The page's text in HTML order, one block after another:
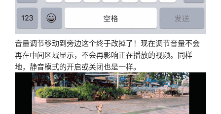
音量调节移动到旁边这个终于改掉了！现在调节音量不会
再在中间区域显示，不会再影响正在播放的视频。同样
地，静音模式的开启或关闭也是一样。